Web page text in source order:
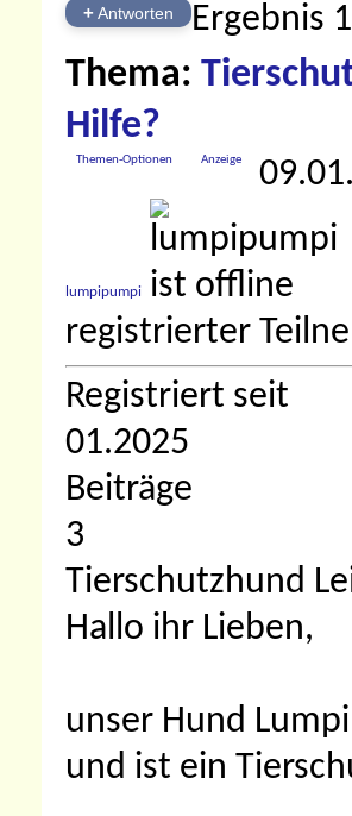
+Antworten Ergebnis
Thema:
Hilfe?
Themen-Optionen Anzeige
lumpipumpi
registrierter
Registriert seit
01.2025
Beiträge
3
Tierschutzhund
Hallo ihr Lieben,
unser Hund
und ist ein